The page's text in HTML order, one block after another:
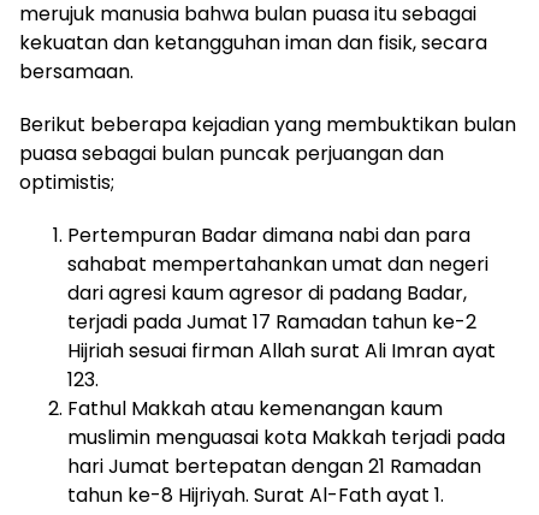
merujuk manusia bahwa bulan puasa itu sebagai
kekuatan dan ketangguhan iman dan fisik, secara
bersamaan.
Berikut beberapa kejadian yang membuktikan bulan
puasa sebagai bulan puncak perjuangan dan
optimistis;
Pertempuran Badar dimana nabi dan para
sahabat mempertahankan umat dan negeri
dari agresi kaum agresor di padang Badar,
terjadi pada Jumat 17 Ramadan tahun ke-2
Hijriah sesuai firman Allah surat Ali Imran ayat
123.
Fathul Makkah atau kemenangan kaum
muslimin menguasai kota Makkah terjadi pada
hari Jumat bertepatan dengan 21 Ramadan
tahun ke-8 Hijriyah. Surat Al-Fath ayat 1.